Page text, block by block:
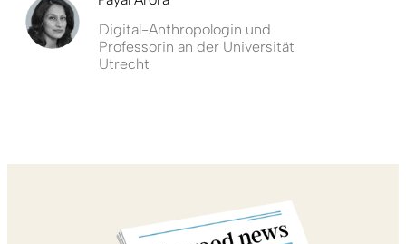
Digital-Anthropologin und
Professorin an der Universität
Utrecht